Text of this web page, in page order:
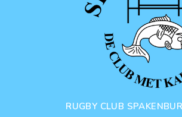
RUGBY CLUB